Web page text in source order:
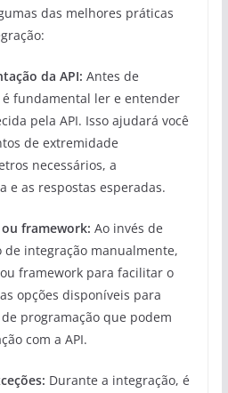
das melhores práticas
da API: Antes de
fundamental ler e entender
pela API. Isso ajudará você
de extremidade
necessários, a
e as respostas esperadas.
framework: Ao invés de
de integração manualmente,
framework para facilitar o
opções disponíveis para
programação que podem
com a API.
Durante a integração, é